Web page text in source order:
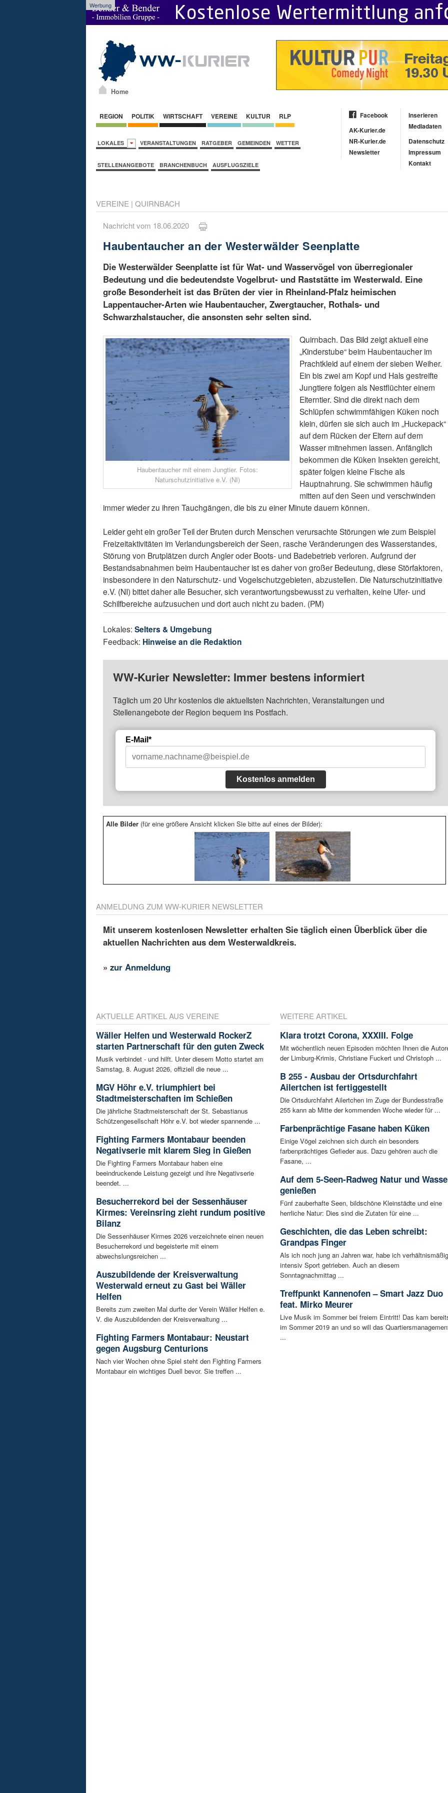
Werbung
Home
REGION POLITIK WIRTSCHAFT VEREINE KULTUR RLP
LOKALES VERANSTALTUNGEN RATGEBER GEMEINDEN WETTER
STELLENANGEBOTE BRANCHENBUCH AUSFLUGSZIELE
Facebook
AK-Kurier.de
NR-Kurier.de
Newsletter
Inserieren
Mediadaten
Datenschutz
Impressum
Kontakt
VEREINE | QUIRNBACH
Nachricht vom 18.06.2020
Haubentaucher an der Westerwälder Seenplatte
Die Westerwälder Seenplatte ist für Wat- und Wasservögel von überregionaler
Bedeutung und die bedeutendste Vogelbrut- und Raststätte im Westerwald. Eine
große Besonderheit ist das Brüten der vier in Rheinland-Pfalz heimischen
Lappentaucher-Arten wie Haubentaucher, Zwergtaucher, Rothals- und
Schwarzhalstaucher, die ansonsten sehr selten sind.
Haubentaucher mit einem Jungtier. Fotos:
Naturschutzinitiative e.V. (NI)
Quirnbach. Das Bild zeigt aktuell eine
„Kinderstube“ beim Haubentaucher im
Prachtkleid auf einem der sieben Weiher.
Ein bis zwei am Kopf und Hals gestreifte
Jungtiere folgen als Nestflüchter einem
Elterntier. Sind die direkt nach dem
Schlüpfen schwimmfähigen Küken noch
klein, dürfen sie sich auch im „Huckepack“
auf dem Rücken der Eltern auf dem
Wasser mitnehmen lassen. Anfänglich
bekommen die Küken Insekten gereicht,
später folgen kleine Fische als
Hauptnahrung. Sie schwimmen häufig
mitten auf den Seen und verschwinden
immer wieder zu ihren Tauchgängen, die bis zu einer Minute dauern können.
Leider geht ein großer Teil der Bruten durch Menschen verursachte Störungen wie zum Beispiel
Freizeitaktivitäten im Verlandungsbereich der Seen, rasche Veränderungen des Wasserstandes,
Störung von Brutplätzen durch Angler oder Boots- und Badebetrieb verloren. Aufgrund der
Bestandsabnahmen beim Haubentaucher ist es daher von großer Bedeutung, diese Störfaktoren,
insbesondere in den Naturschutz- und Vogelschutzgebieten, abzustellen. Die Naturschutzinitiative
e.V. (NI) bittet daher alle Besucher, sich verantwortungsbewusst zu verhalten, keine Ufer- und
Schilfbereiche aufzusuchen und dort auch nicht zu baden. (PM)
Lokales:Selters & Umgebung
Feedback: Hinweise an die Redaktion
WW-Kurier Newsletter: Immer bestens informiert
Täglich um 20 Uhr kostenlos die aktuellsten Nachrichten, Veranstaltungen und
Stellenangebote der Region bequem ins Postfach.
E-Mail*
Kostenlos anmelden
Alle Bilder (für eine größere Ansicht klicken Sie bitte auf eines der Bilder):
ANMELDUNG ZUM WW-KURIER NEWSLETTER
Mit unserem kostenlosen Newsletter erhalten Sie täglich einen Überblick über die
aktuellen Nachrichten aus dem Westerwaldkreis.
»zur Anmeldung
AKTUELLE ARTIKEL AUS VEREINE
Wäller Helfen und Westerwald RockerZ
starten Partnerschaft für den guten Zweck
Musik verbindet - und hilft. Unter diesem Motto startet am
Samstag, 8. August 2026, offiziell die neue ...
MGV Höhr e.V. triumphiert bei
Stadtmeisterschaften im Schießen
Die jährliche Stadtmeisterschaft der St. Sebastianus
Schützengesellschaft Höhr e.V. bot wieder spannende ...
Fighting Farmers Montabaur beenden
Negativserie mit klarem Sieg in Gießen
Die Fighting Farmers Montabaur haben eine
beeindruckende Leistung gezeigt und ihre Negativserie
beendet. ...
Besucherrekord bei der Sessenhäuser
Kirmes: Vereinsring zieht rundum positive
Bilanz
Die Sessenhäuser Kirmes 2026 verzeichnete einen neuen
Besucherrekord und begeisterte mit einem
abwechslungsreichen ...
Auszubildende der Kreisverwaltung
Westerwald erneut zu Gast bei Wäller
Helfen
Bereits zum zweiten Mal durfte der Verein Wäller Helfen e.
V. die Auszubildenden der Kreisverwaltung ...
Fighting Farmers Montabaur: Neustart
gegen Augsburg Centurions
Nach vier Wochen ohne Spiel steht den Fighting Farmers
Montabaur ein wichtiges Duell bevor. Sie treffen ...
WEITERE ARTIKEL
Klara trotzt Corona, XXXIII. Folge
Mit wöchentlich neuen Episoden möchten Ihnen die
der Limburg-Krimis, Christiane Fuckert und Christoph ...
B 255 - Ausbau der Ortsdurchfahrt
Ailertchen ist fertiggestellt
Die Ortsdurchfahrt Ailertchen im Zuge der Bundesstraße
255 kann ab Mitte der kommenden Woche wieder für ...
Farbenprächtige Fasane haben Küken
Einige Vögel zeichnen sich durch ein besonders
farbenprächtiges Gefieder aus. Dazu gehören auch die
Fasane, ...
Auf dem 5-Seen-Radweg Natur und
genießen
Fünf zauberhafte Seen, bildschöne Kleinstädte und eine
herrliche Natur: Dies sind die Zutaten für eine ...
Geschichten, die das Leben schreibt:
Grandpas Finger
Als ich noch jung an Jahren war, habe ich verhältnismäßig
intensiv Sport getrieben. Auch an diesem
Sonntagnachmittag ...
Treffpunkt Kannenofen – Smart Jazz Duo
feat. Mirko Meurer
Live Musik im Sommer bei freiem Eintritt! Das kam
im Sommer 2019 an und so will das
...